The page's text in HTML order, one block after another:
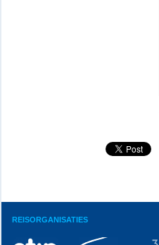
REISORGANISATIES